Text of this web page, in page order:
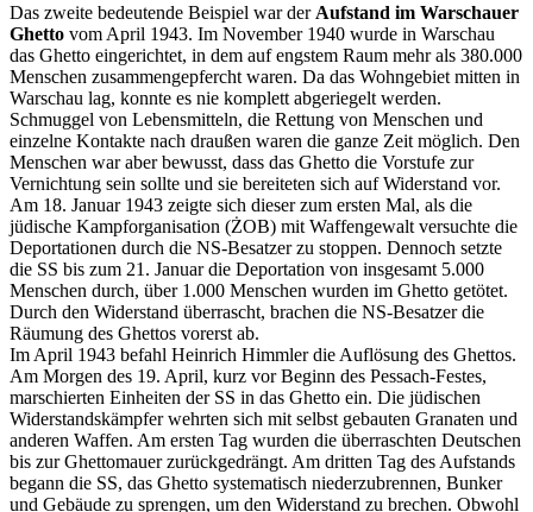
Das zweite bedeutende Beispiel war der Aufstand im Warschauer
Ghetto vom April 1943. Im November 1940 wurde in Warschau
das Ghetto eingerichtet, in dem auf engstem Raum mehr als 380.000
Menschen zusammengepfercht waren. Da das Wohngebiet mitten in
Warschau lag, konnte es nie komplett abgeriegelt werden.
Schmuggel von Lebensmitteln, die Rettung von Menschen und
einzelne Kontakte nach draußen waren die ganze Zeit möglich. Den
Menschen war aber bewusst, dass das Ghetto die Vorstufe zur
Vernichtung sein sollte und sie bereiteten sich auf Widerstand vor.
Am 18. Januar 1943 zeigte sich dieser zum ersten Mal, als die
jüdische Kampforganisation (ŻOB) mit Waffengewalt versuchte die
Deportationen durch die NS-Besatzer zu stoppen. Dennoch setzte
die SS bis zum 21. Januar die Deportation von insgesamt 5.000
Menschen durch, über 1.000 Menschen wurden im Ghetto getötet.
Durch den Widerstand überrascht, brachen die NS-Besatzer die
Räumung des Ghettos vorerst ab.
Im April 1943 befahl Heinrich Himmler die Auflösung des Ghettos.
Am Morgen des 19. April, kurz vor Beginn des Pessach-Festes,
marschierten Einheiten der SS in das Ghetto ein. Die jüdischen
Widerstandskämpfer wehrten sich mit selbst gebauten Granaten und
anderen Waffen. Am ersten Tag wurden die überraschten Deutschen
bis zur Ghettomauer zurückgedrängt. Am dritten Tag des Aufstands
begann die SS, das Ghetto systematisch niederzubrennen, Bunker
und Gebäude zu sprengen, um den Widerstand zu brechen. Obwohl